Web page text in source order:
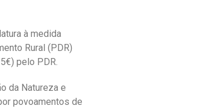
à medida
Rural (PDR)
pelo PDR.
da Natureza e
povoamentos de